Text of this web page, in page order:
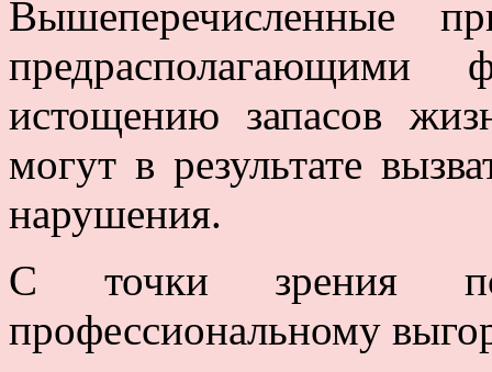
Вышеперечисленные
предрасполагающими
истощению запасов
могут в результате
нарушения.
С точки зрения
профессиональному